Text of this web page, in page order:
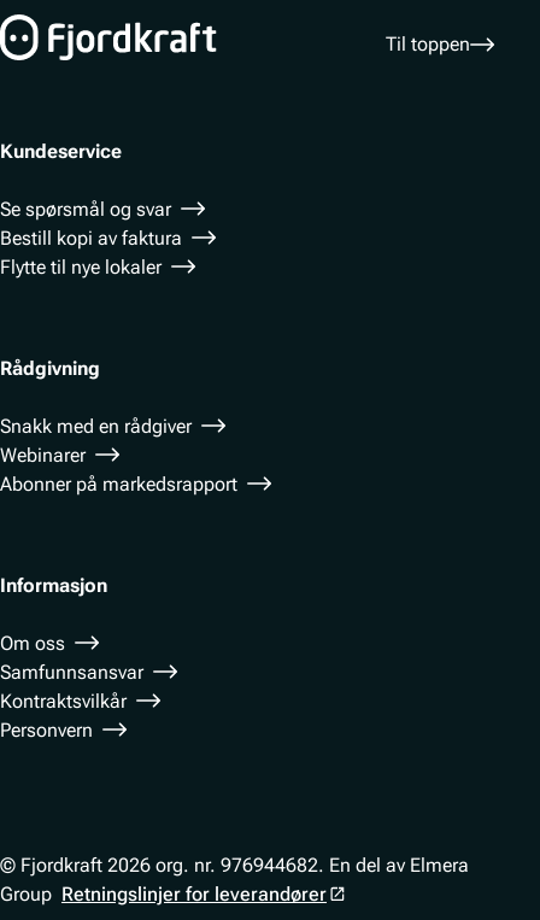
Til toppen
Kundeservice
Se spørsmål og svar
Bestill kopi av faktura
Flytte til nye lokaler
Rådgivning
Snakk med en rådgiver
Webinarer
Abonner på markedsrapport
Informasjon
Om oss
Samfunnsansvar
Kontraktsvilkår
Personvern
© Fjordkraft 2026 org. nr. 976944682. En del av Elmera
Group Retningslinjer for leverandører